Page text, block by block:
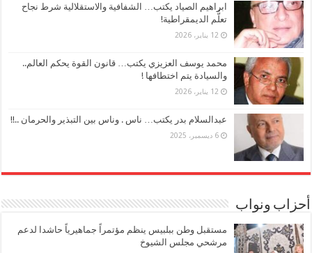
ابراهيم الصياد يكتب… الشفافية والاستقلالية شرط نجاح
تعلُّم الديمقراطية!
12 يناير، 2026
محمد يوسف العزيزي يكتب… قانون القوة يحكم العالم..
والسيادة يتم اختطافها !
12 يناير، 2026
عبدالسلام بدر يكتب… ناس . وناس بين التبذير والحرمان ..!!
6 ديسمبر، 2025
أحزاب ونواب
مستقبل وطن ببلبيس ينظم مؤتمراً جماهيرياً حاشدا لدعم
مرشحي مجلس الشيوخ